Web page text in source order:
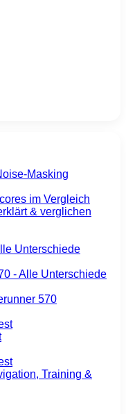
Masking
& verglichen
Unterschiede
570
Training &